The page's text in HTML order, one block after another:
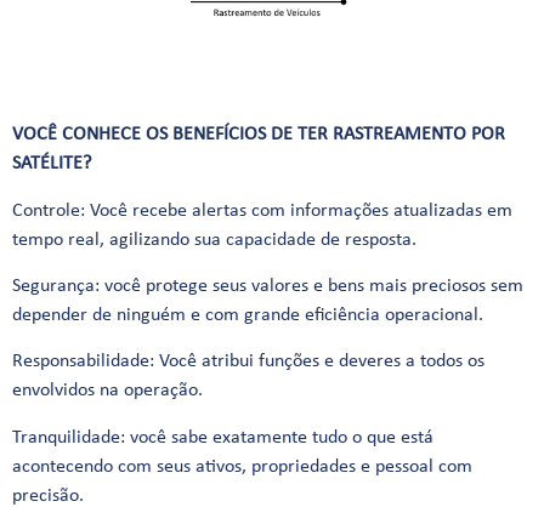
VOCÊ CONHECE OS BENEFÍCIOS DE TER RASTREAMENTO POR
SATÉLITE?
Controle: Você recebe alertas com informações atualizadas em
tempo real, agilizando sua capacidade de resposta.
Segurança: você protege seus valores e bens mais preciosos sem
depender de ninguém e com grande eficiência operacional.
Responsabilidade: Você atribui funções e deveres a todos os
envolvidos na operação.
Tranquilidade: você sabe exatamente tudo o que está
acontecendo com seus ativos, propriedades e pessoal com
precisão.